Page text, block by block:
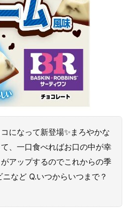
になって新登場✨まろやかな
、一口食べればお口の中が幸
アップするのでこれからの季
など Q.いつからいつまで？